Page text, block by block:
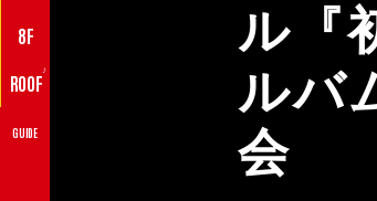
8F
ROOF
♪
GUIDE
ル『
ルバ
会